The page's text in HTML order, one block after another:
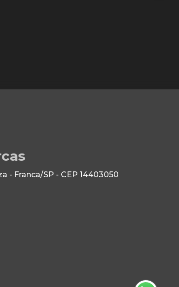
- Franca/SP - CEP 14403050